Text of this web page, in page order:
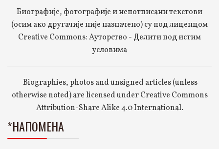
Биографије, фотографије и непотписани текстови
(осим ако другачије није назначено) су под лиценцом
Creative Commons: Ауторство - Делити под истим
условима
Biographies, photos and unsigned articles (unless
otherwise noted) are licensed under Creative Commons
Attribution-Share Alike 4.0 International.
*НАПОМЕНА